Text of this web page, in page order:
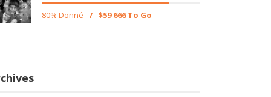
80% Donné / $59 666 To Go